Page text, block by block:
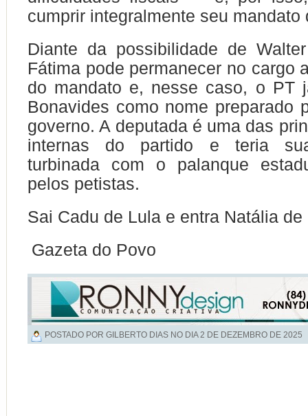
cumprir integralmente seu mandato
Diante da possibilidade de
Fátima pode permanecer no cargo
do mandato e, nesse caso, o PT
Bonavides como nome preparado
governo. A deputada é uma das
internas do partido e teria
turbinada com o palanque
pelos petistas.
Sai Cadu de Lula e entra Natália de
Gazeta do Povo
POSTADO POR GILBERTO DIAS NO DIA2 DE DEZEMBRO DE 2025